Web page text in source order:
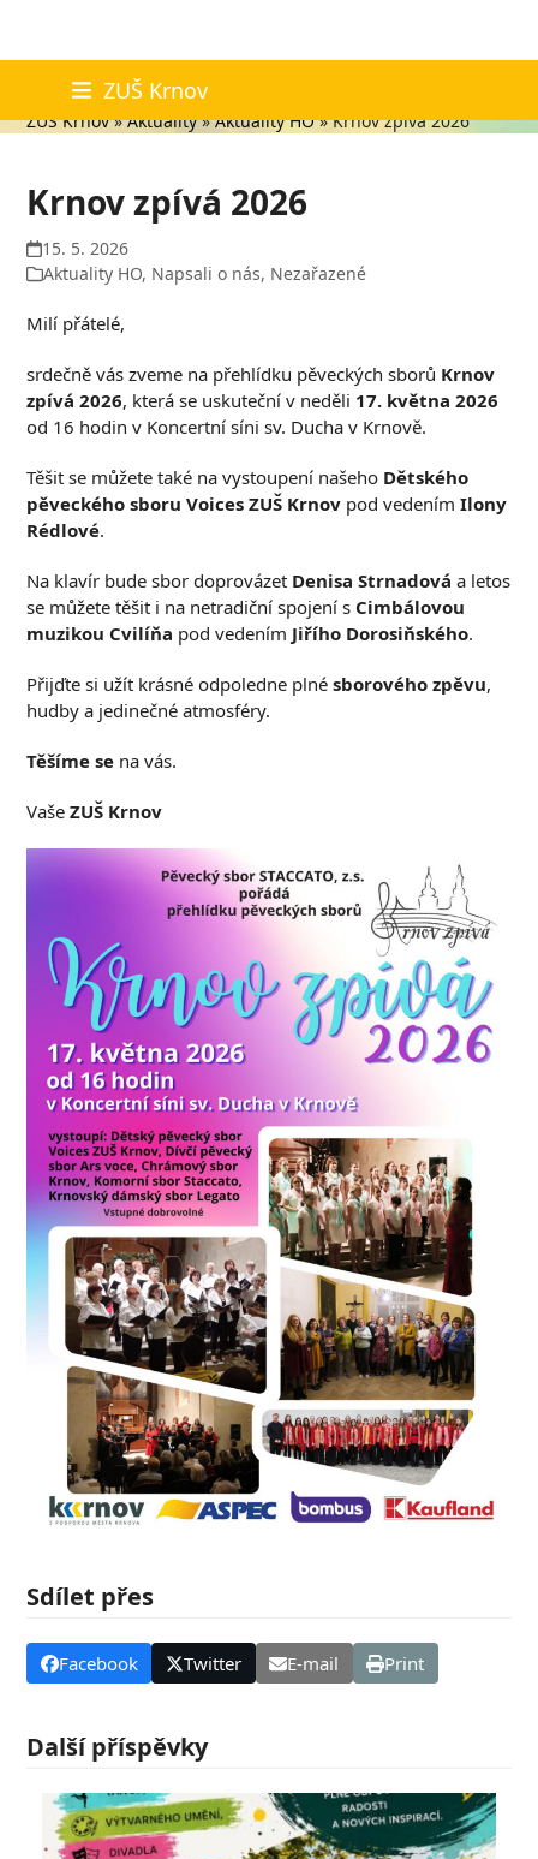
content
ZUŠ Krnov
Aktuality
ZUŠ Krnov»Aktuality»Aktuality HO»Krnov zpívá 2026
Krnov zpívá 2026
15. 5. 2026
Aktuality HO, Napsali o nás, Nezařazené
Milí přátelé,
srdečně vás zveme na přehlídku pěveckých sborů Krnov
zpívá 2026, která se uskuteční v neděli 17. května 2026
od 16 hodin v Koncertní síni sv. Ducha v Krnově.
Těšit se můžete také na vystoupení našeho Dětského
pěveckého sboru Voices ZUŠ Krnov pod vedenímIlony
Rédlové.
Na klavír bude sbor doprovázet Denisa Strnadová a letos
se můžete těšit i na netradiční spojení s Cimbálovou
muzikou Cvilíňa pod vedením Jiřího Dorosiňského.
Přijďte si užít krásné odpoledne plnésborového zpěvu,
hudby a jedinečné atmosféry.
Těšíme se na vás.
VašeZUŠ Krnov
Sdílet přes
Facebook Twitter E-mail Print
Další příspěvky